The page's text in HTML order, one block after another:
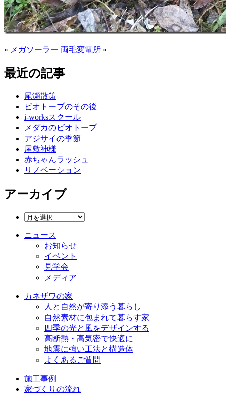
« メガソーラー 両毛変電所 »
最近の記事
尾瀬散策
ビオトープのその後
i-worksスクール
メダカのビオトープ
アジサイの季節
屋敷神様
赤ちゃんラッシュ
リノベーション
アーカイブ
ニュース
お知らせ
イベント
見学会
メディア
カネザワの家
人と自然が寄り添う暮らし
自然素材に包まれて暮らす家
四季の光と風をデザインする
高断熱・高気密で快適に
地震に強い工法と構造体
よくあるご質問
施工事例
家づくりの流れ